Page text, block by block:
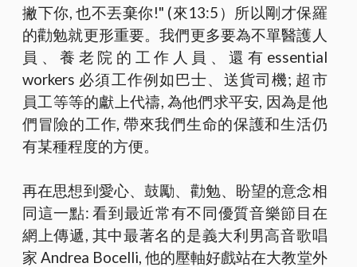
撇下你, 也不丟棄你!" (來13:5）所以剛才保羅
的勸勉就更形重要。我們更多要為不單醫護人
員、養老院的工作人員、還有essential
workers 必須工作例如巴士、送貨司機; 超市
員工等等的獻上代禱, 為他們求平安, 因為是他
們冒險的工作, 帶來我們生命的保護和生活仍
有某種程度的方便。
再在思想到愛心、鼓勵、勸勉、盼望的意念相
同這一點: 看到最近常有不同優質音樂節目在
網上傳遞, 其中最著名的是義大利男高音歌唱
家 Andrea Bocelli, 他的壓軸好戲站在大教堂外